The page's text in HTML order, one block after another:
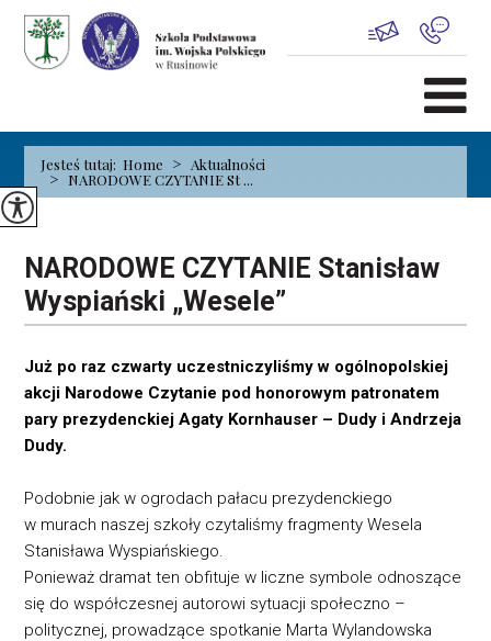
Jesteś tutaj: Home > Aktualności
> NARODOWE CZYTANIE St ...
NARODOWE CZYTANIE Stanisław
Wyspiański „Wesele”
Już po raz czwarty uczestniczyliśmy w ogólnopolskiej
akcji Narodowe Czytanie pod honorowym patronatem
pary prezydenckiej Agaty Kornhauser – Dudy i Andrzeja
Dudy.
Podobnie jak w ogrodach pałacu prezydenckiego
w murach naszej szkoły czytaliśmy fragmenty Wesela
Stanisława Wyspiańskiego.
Ponieważ dramat ten obfituje w liczne symbole odnoszące
się do współczesnej autorowi sytuacji społeczno –
politycznej, prowadzące spotkanie Marta Wylandowska